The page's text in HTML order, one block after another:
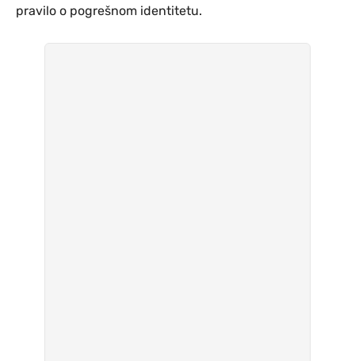
pravilo o pogrešnom identitetu.